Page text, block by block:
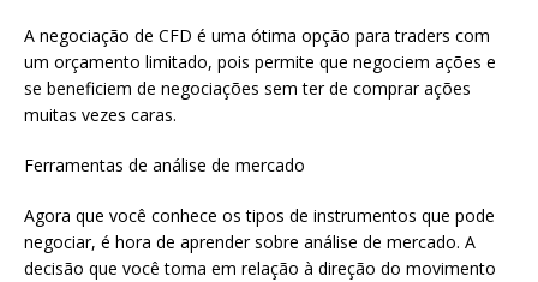
A negociação de CFD é uma ótima opção para traders com
um orçamento limitado, pois permite que negociem ações e
se beneficiem de negociações sem ter de comprar ações
muitas vezes caras.
Ferramentas de análise de mercado
Agora que você conhece os tipos de instrumentos que pode
negociar, é hora de aprender sobre análise de mercado. A
decisão que você toma em relação à direção do movimento